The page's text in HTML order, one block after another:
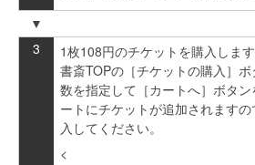
1枚108円のチケットを購入します
書斎TOPの［チケットの購入］
数を指定して［カートへ］ボタ
ートにチケットが追加されます
入してください。
<